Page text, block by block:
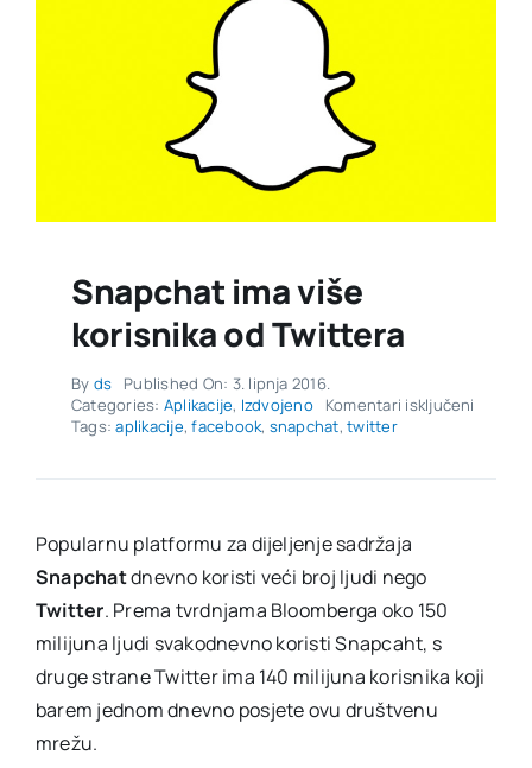
Snapchat ima više
korisnika od Twittera
By ds
Published On: 3. lipnja 2016.
Categories: Aplikacije, Izdvojeno Komentari isključeni
Tags:aplikacije,facebook, snapchat,twitter
Popularnu platformu za dijeljenje sadržaja
Snapchatdnevno koristi veći broj ljudi nego
Twitter. Prema tvrdnjama Bloomberga oko 150
milijuna ljudi svakodnevno koristi Snapcaht, s
druge strane Twitter ima 140 milijuna korisnika koji
barem jednom dnevno posjete ovu društvenu
mrežu.